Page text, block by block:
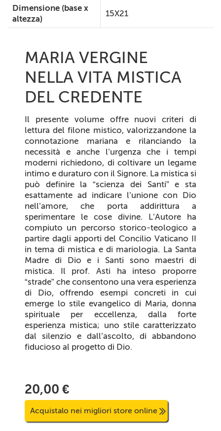
Dimensione (base x
altezza)
15X21
MARIA VERGINE
NELLA VITA MISTICA
DEL CREDENTE
Il presente volume offre nuovi criteri di
lettura del filone mistico, valorizzandone la
connotazione mariana e rilanciando la
necessità e anche l’urgenza che i tempi
moderni richiedono, di coltivare un legame
intimo e duraturo con il Signore. La mistica si
può definire la “scienza dei Santi” e sta
esattamente ad indicare l’unione con Dio
nell’amore, che porta addirittura a
sperimentare le cose divine. L’Autore ha
compiuto un percorso storico-teologico a
partire dagli apporti del Concilio Vaticano II
in tema di mistica e di mariologia. La Santa
Madre di Dio e i Santi sono maestri di
mistica. Il prof. Asti ha inteso proporre
“strade” che consentono una vera esperienza
di Dio, offrendo esempi concreti in cui
emerge lo stile evangelico di Maria, donna
spirituale per eccellenza, dalla forte
esperienza mistica; uno stile caratterizzato
dal silenzio e dall’ascolto, di abbandono
fiducioso al progetto di Dio.
20,00 €
Acquistalo nei migliori store online